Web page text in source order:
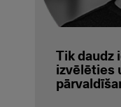
Tik daudz
izvēlēties